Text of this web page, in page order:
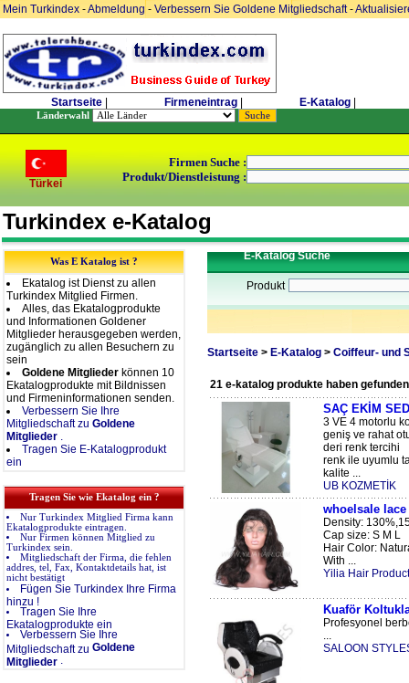
Mein Turkindex -Abmeldung- Verbessern Sie Goldene Mitgliedschaft-
Startseite Firmeneintrag E-Katalog
Länderwahl
Türkei
Firmen Suche :
Produkt/Dienstleistung :
Turkindex e-Katalog
Was E Katalog ist ?
Ekatalog ist Dienst zu allen
Turkindex Mitglied Firmen.
Alles, das Ekatalogprodukte
und Informationen Goldener
Mitglieder herausgegeben werden,
zugänglich zu allen Besuchern zu
sein
Goldene Mitglieder können 10
Ekatalogprodukte mit Bildnissen
und Firmeninformationen senden.
Verbessern Sie Ihre
Mitgliedschaft zu Goldene
Mitglieder .
Tragen Sie E-Katalogprodukt
ein
Tragen Sie wie Ekatalog ein ?
Nur Turkindex Mitglied Firma kann
Ekatalogprodukte eintragen.
Nur Firmen können Mitglied zu
Turkindex sein.
Mitgliedschaft der Firma, die fehlen
addres, tel, Fax, Kontaktdetails hat, ist
nicht bestätigt
Fügen Sie Turkindex Ihre Firma
hinzu !
Tragen Sie Ihre
Ekatalogprodukte ein
Verbessern Sie Ihre
Mitgliedschaft zu Goldene
Mitglieder .
E-Katalog Suche
Produkt
Startseite > E-Katalog> Coiffeur- und
21 e-katalog produkte haben gefunden
SAÇ EKİM
3 VE 4 motorlu
geniş ve rahat
deri renk tercihi
renk ile uyumlu
kalite ...
UB KOZMETİK
whoelsale
Density:
Cap size: S M L
Hair Color:
With ...
Yilia Hair
Kuaför
Profesyonel
...
SALOON